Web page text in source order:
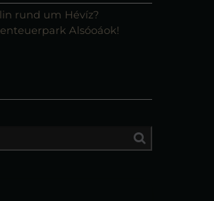
rund um Hévíz?
Alsóoáok!